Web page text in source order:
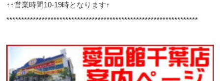
↑↑営業時間10-19時となります↑
*****************************************************************